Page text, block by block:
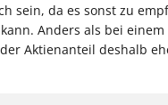
sein, da es sonst zu
Anders als bei
Aktienanteil deshalb